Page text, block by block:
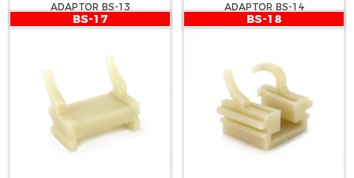
ADAPTOR BS-13 ADAPTOR BS-14
BS-17 BS-18